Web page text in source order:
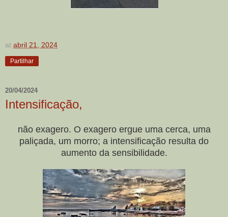
at abril 21, 2024
Partilhar
20/04/2024
Intensificação,
não exagero. O exagero ergue uma cerca, uma
paliçada, um morro; a intensificação resulta do
aumento da sensibilidade.